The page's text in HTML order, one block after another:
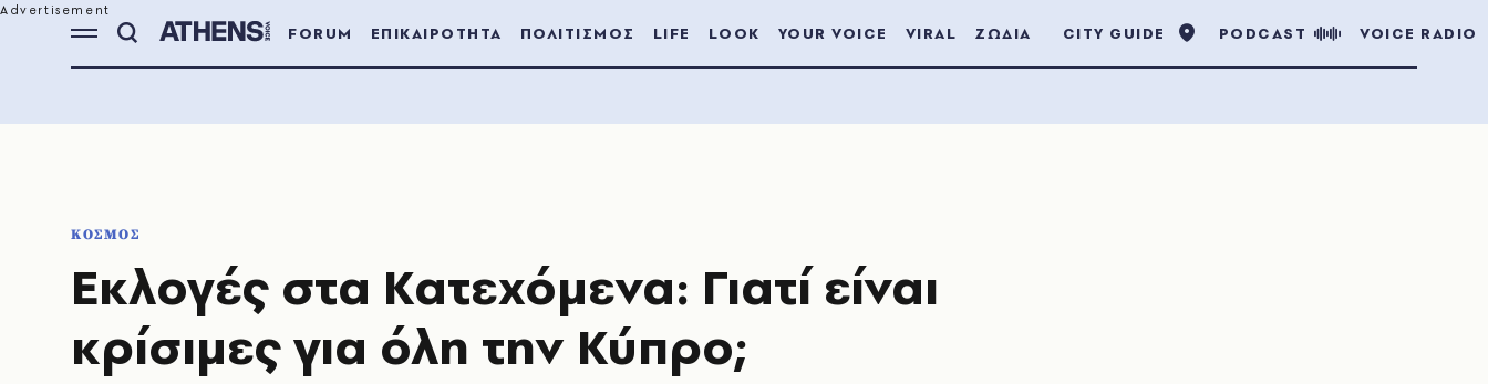
FORUM ΕΠΙΚΑΙΡΟΤΗΤΑ ΠΟΛΙΤΙΣΜΟΣ LIFE LOOK YOUR VOICE VIRAL ΖΩΔΙΑ CITY GUIDE PODCAST VOICE RADIO
ΚΟΣΜΟΣ
Εκλογές στα Κατεχόμενα: Γιατί είναι
κρίσιμες για όλη την Κύπρο;